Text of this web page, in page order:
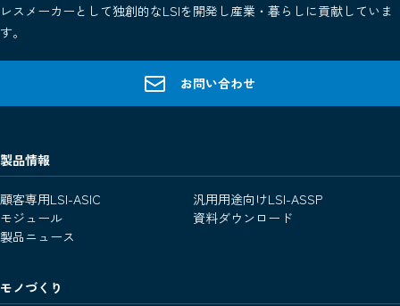
レスメーカーとして独創的なLSIを開発し産業・暮らしに貢献していま
す。
お問い合わせ
製品情報
顧客専用LSI-ASIC
汎用用途向けLSI-ASSP
モジュール
資料ダウンロード
製品ニュース
モノづくり